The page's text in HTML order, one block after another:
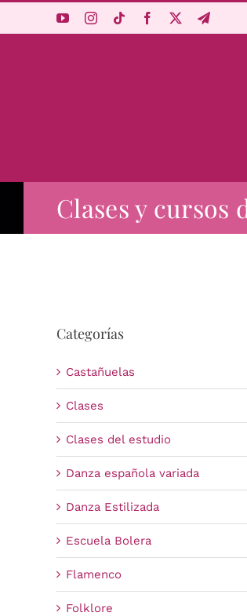
Clases y cursos
Categorías
Castañuelas
Clases
Clases del estudio
Danza española variada
Danza Estilizada
Escuela Bolera
Flamenco
Folklore